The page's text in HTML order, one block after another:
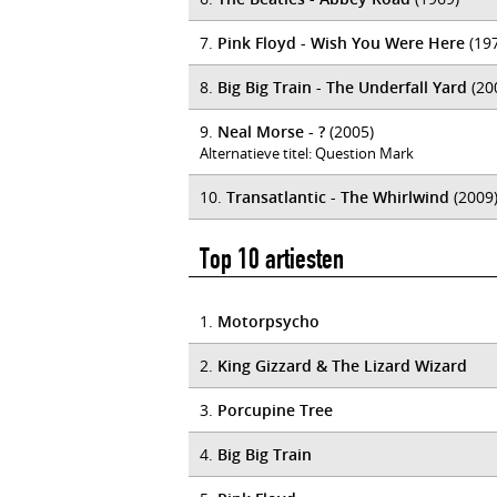
7. Pink Floyd - Wish You Were Here
8. Big Big Train - The Underfall Yard
9. Neal Morse - ? (2005)
Alternatieve titel: Question Mark
10. Transatlantic - The Whirlwind (2009)
Top 10 artiesten
1. Motorpsycho
2. King Gizzard & The Lizard Wizard
3. Porcupine Tree
4. Big Big Train